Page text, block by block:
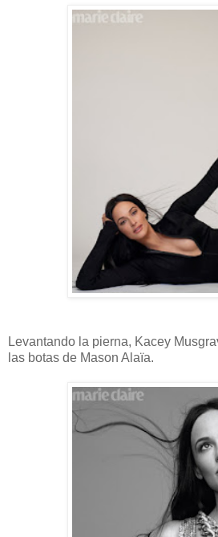
Levantando la pierna, Kacey
las botas de Mason Alaïa.